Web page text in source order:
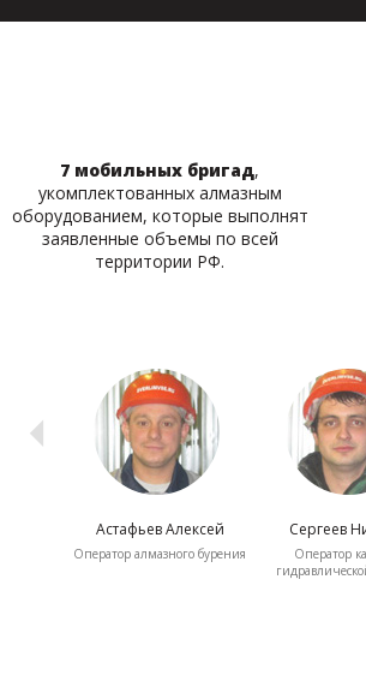
7 мобильных бригад,
укомплектованных алмазным
оборудованием, которые выполнят
заявленные объемы по всей
территории РФ.
Астафьев Алексей
Оператор алмазного бурения
Сергеев
Оператор